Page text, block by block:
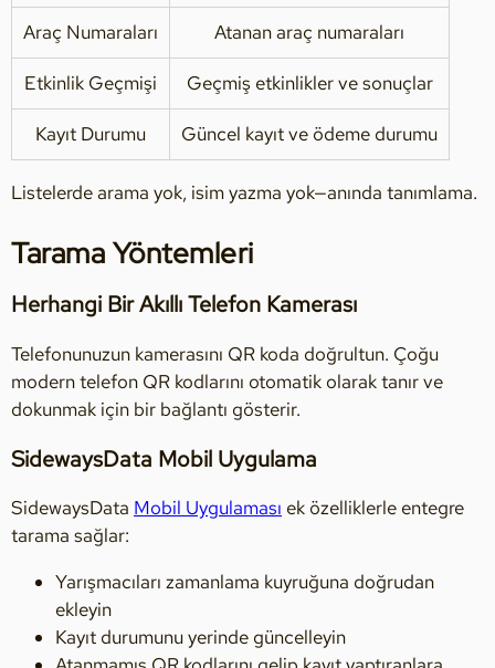
Araç Numaraları Atanan araç numaraları
Etkinlik Geçmişi Geçmiş etkinlikler ve sonuçlar
Kayıt Durumu Güncel kayıt ve ödeme durumu
Listelerde arama yok, isim yazma yok—anında tanımlama.
Tarama Yöntemleri
Herhangi Bir Akıllı Telefon Kamerası
Telefonunuzun kamerasını QR koda doğrultun. Çoğu
modern telefon QR kodlarını otomatik olarak tanır ve
dokunmak için bir bağlantı gösterir.
SidewaysData Mobil Uygulama
SidewaysData Mobil Uygulaması ek özelliklerle entegre
tarama sağlar:
Yarışmacıları zamanlama kuyruğuna doğrudan
ekleyin
Kayıt durumunu yerinde güncelleyin